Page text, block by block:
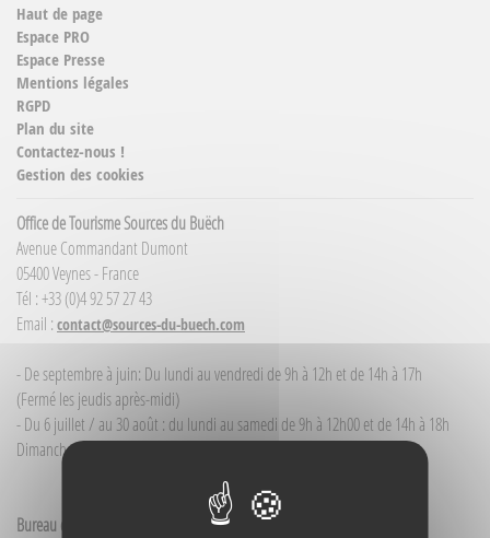
Haut de page
Espace PRO
Espace Presse
Mentions légales
RGPD
Plan du site
Contactez-nous !
Gestion des cookies
Office de Tourisme Sources du Buëch
Avenue Commandant Dumont
05400 Veynes - France
Tél : +33 (0)4 92 57 27 43
Email : contact@sources-du-buech.com
- De septembre à juin: Du lundi au vendredi de 9h à 12h et de 14h à 17h
(Fermé les jeudis après-midi)
- Du 6 juillet / au 30 août : du lundi au samedi de 9h à 12h00 et de 14h à 18h
Dimanche et jour férié : 9h à 12h00
Bureau d'Informations touristiques Aspres-sur-Buëch